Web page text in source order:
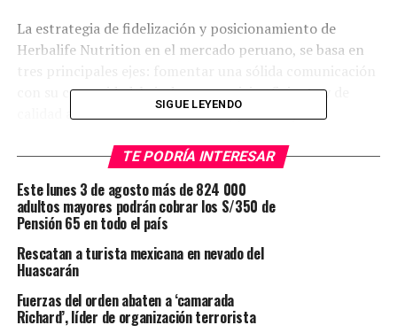
La estrategia de fidelización y posicionamiento de
Herbalife Nutrition en el mercado peruano, se basa en
tres principales ejes: fomentar una sólida comunicación
con su comunidad, brindar un servicio eficiente y de
calidad a todos sus consumidores, y dar mayores
cuenten con las herramientas necesarias para potenciar
Hoy, la empresa cuenta con un amplio portafolio de más
de 50 productos diferenciados para Nutrición Básica,
Nutrición Específica, Deporte y Vida Activa, y Nutrición
Externa, con los cuales busca consolidar su presencia a
nivel nacional, a través de sus 15 centros de entrega en
Lima y provincias.
SIGUE LEYENDO
TE PODRÍA INTERESAR
Este lunes 3 de agosto más de 824 000
adultos mayores podrán cobrar los S/350 de
Pensión 65 en todo el país
Rescatan a turista mexicana en nevado del
Huascarán
Fuerzas del orden abaten a ‘camarada
Richard’, líder de organización terrorista